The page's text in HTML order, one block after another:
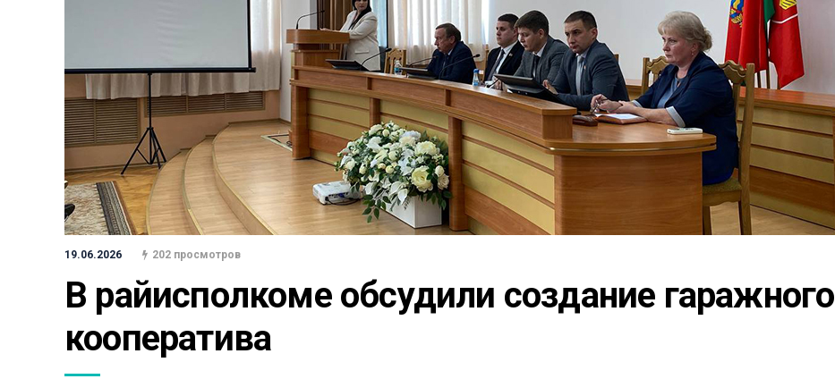
19.06.2026 202 просмотров
В райисполкоме обсудили создание гаражного
кооператива